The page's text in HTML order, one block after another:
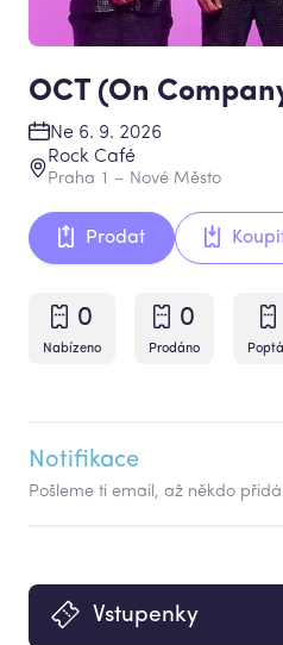
OCT (On
Ne 6. 9. 2026
Rock Café
Praha 1 – Nové Město
Prodat
0
Nabízeno
0
Prodáno
Notifikace
Pošleme ti email, až někdo
Vstupenky